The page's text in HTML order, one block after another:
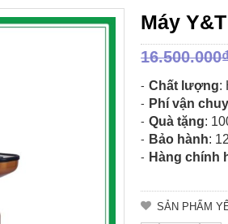
Máy
16.500.000
Chất lượng:
Phí vận
Quà tặng:
Bảo hành:
Hàng chính
SẢN PHẨM